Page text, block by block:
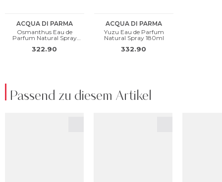
Passend zu diesem Artikel